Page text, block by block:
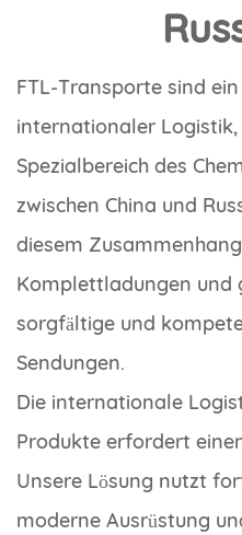
FTL-Transporte sind
internationaler
Spezialbereich des
zwischen China und
diesem
Komplettladungen und
sorgfältige und
Sendungen.
Die internationale
Produkte erfordert
Unsere Lösung nutzt
moderne Ausrüstung